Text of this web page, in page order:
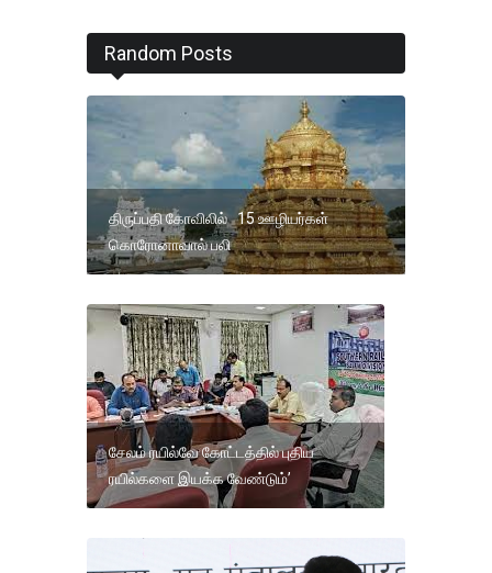
Random Posts
திருப்பதி கோவிலில் 15 ஊழியர்கள்
கொரோனாவால் பலி
சேலம் ரயில்வே கோட்டத்தில் புதிய
ரயில்களை இயக்க வேண்டும்’